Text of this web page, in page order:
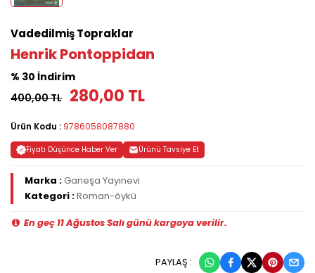
Vadedilmiş Topraklar
Henrik Pontoppidan
% 30 İndirim
400,00 TL 280,00 TL
Ürün Kodu : 9786058087880
Fiyatı Düşünce Haber Ver Ürünü Tavsiye Et
Marka :Ganeşa Yayınevi
Kategori :Roman-öykü
En geç 11 Ağustos Salı günü kargoya verilir.
PAYLAŞ :